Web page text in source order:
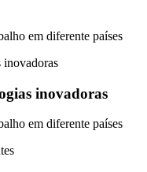
em diferente países
inovadoras
em diferente países